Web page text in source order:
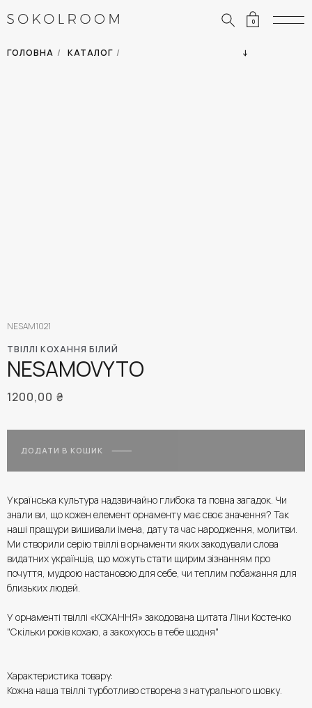
0
ГОЛОВНА / КАТАЛОГ /
ТВІЛЛІ КОХАННЯ БІЛИЙ
NESAMOVYTO
NESAM1021
1200,00 ₴
ДОДАТИ В КОШИК
Українська культура надзвичайно глибока та повна загадок. Чи
знали ви, що кожен елемент орнаменту має своє значення? Так
наші пращури вишивали імена, дату та час народження, молитви.
Ми створили серію твіллі в орнаменти яких закодували слова
видатних українців, що можуть стати щирим зізнанням про
почуття, мудрою настановою для себе, чи теплим побажання для
близьких людей.
У орнаменті твіллі «КОХАННЯ» закодована цитата Ліни Костенко
"Скільки років кохаю, а закохуюсь в тебе щодня"
Характеристика товару:
Кожна наша твіллі турботливо створена з натурального шовку.